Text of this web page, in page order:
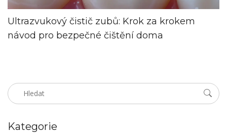
Ultrazvukový čistič zubů: Krok za krokem
návod pro bezpečné čištění doma
Kategorie